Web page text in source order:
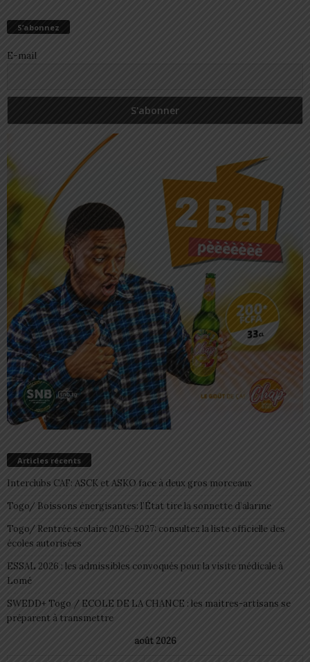
S’abonnez
E-mail
Articles récents
Interclubs CAF: ASCK et ASKO face à deux gros morceaux
Togo/ Boissons énergisantes: l’État tire la sonnette d’alarme
Togo/ Rentrée scolaire 2026-2027: consultez la liste officielle des
écoles autorisées
ESSAL 2026 : les admissibles convoqués pour la visite médicale à
Lomé
SWEDD+ Togo / ECOLE DE LA CHANCE : les maitres-artisans se
préparent à transmettre
août 2026